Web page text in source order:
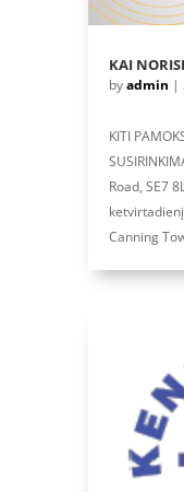
KAI
byadmin |
KITI
Road, SE7
Canning